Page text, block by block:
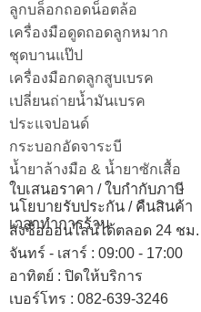
ลูกบล็อกถอดน็อตล้อ
เครื่องมือดูดถอดลูกหมาก
ชุดบานแป๊ป
เครื่องมือกดลูกสูบเบรค
เปลี่ยนถ่ายน้ำมันเบรค
ประแจปอนด์
กระบอกอัดจาระบี
น้ำยาล้างมือ & น้ำยาซักเสื้อ
ใบเสนอราคา / ใบกำกับภาษี
นโยบายรับประกัน / คืนสินค้า
เวลาทำการร้าน
สั่งซื้อออนไลน์ได้ตลอด 24 ชม.
จันทร์ - เสาร์ : 09:00 - 17:00
อาทิตย์ : ปิดให้บริการ
เบอร์โทร : 082-639-3246